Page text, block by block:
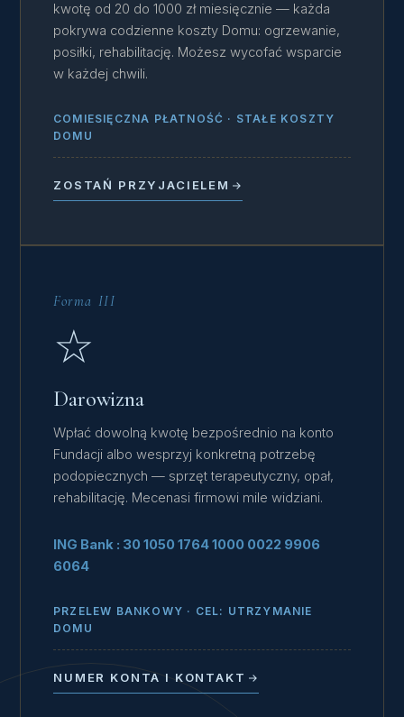
kwotę od 20 do 1000 zł miesięcznie — każda
pokrywa codzienne koszty Domu: ogrzewanie,
posiłki, rehabilitację. Możesz wycofać wsparcie
w każdej chwili.
COMIESIĘCZNA PŁATNOŚĆ · STAŁE KOSZTY
DOMU
ZOSTAŃ PRZYJACIELEM
Forma III
☆
Darowizna
Wpłać dowolną kwotę bezpośrednio na konto
Fundacji albo wesprzyj konkretną potrzebę
podopiecznych — sprzęt terapeutyczny, opał,
rehabilitację. Mecenasi firmowi mile widziani.
ING Bank : 30 1050 1764 1000 0022 9906
6064
PRZELEW BANKOWY · CEL: UTRZYMANIE
DOMU
NUMER KONTA I KONTAKT